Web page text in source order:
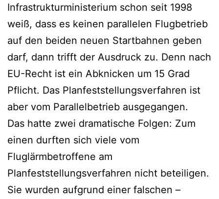
Infrastrukturministerium schon seit 1998
weiß, dass es keinen parallelen Flugbetrieb
auf den beiden neuen Startbahnen geben
darf, dann trifft der Ausdruck zu. Denn nach
EU-Recht ist ein Abknicken um 15 Grad
Pflicht. Das Planfeststellungsverfahren ist
aber vom Parallelbetrieb ausgegangen.
Das hatte zwei dramatische Folgen: Zum
einen durften sich viele vom
Fluglärmbetroffene am
Planfeststellungsverfahren nicht beteiligen.
Sie wurden aufgrund einer falschen –